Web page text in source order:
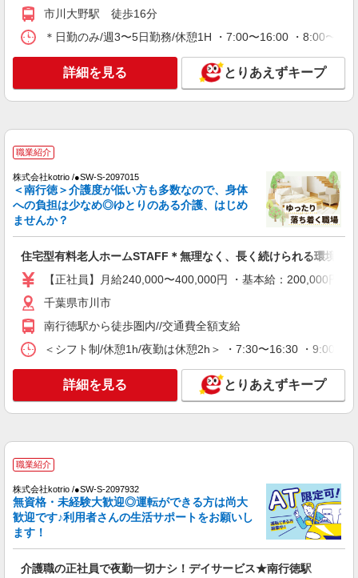
善手当：220円/時 ▼下記別途支給 通勤手当 年末
年始手当：380円/時 寸志あり：年2回（6月・12
月） ※業績による ※処遇改善手当は試用期間中(3
ヶ月)は支給なし
千葉県市川市東菅野1-25-17
キープ 詳細を見る
善手当：220円/時 夜勤手当:6,000円/回 ▼下記別途
支給 通勤手当 年末年始手当：380円/時 寸志あ
り：年2回（6月・12月） ※業績による ※処遇改
善手当は試用期間中(3ヶ月)は支給なし
千葉県市川市本北方2-27-7
ケアプラスホテル 市川ステイ：RO10140
ショートステイ 介護スタッフ
【時給】1,400円〜1,520円 ▼給与詳細 処遇改
記別途支給 通勤手当 年末年始手当：380円/時 寸
志あり：年2回（6月・12月） ※業績による ※処
遇改善手当は試用期間中(3ヶ月)は支給なし
千葉県市川市東菅野1-25-17
キープ 詳細を見る
ケアプラスホテル 市川ステイ：RO11508
【月給】247,760円〜334,880円 ▼給与詳細 資
格手当：5,000〜25,000円 職務手当：15,000円 一
律処遇改善手当：30,000円 夜勤手当：6,000円/回
※夜勤を行った場合支給 住宅手当：規定あり 地域
手当：0〜15,000円 精勤手当：8,000円 調整手当：
当：380円/時 賞与年2回（6月・12月） 昇給年1回
千葉県市川市東菅野1-25-17
詳細を見る
市川大野駅 徒歩16分
＊日勤のみ/週3〜5日勤務/休憩1H ・7:00〜16:00 ・8:00〜
詳細を見る とりあえずキープ
職業紹介
株式会社kotrio /●SW-S-2097015
＜南行徳＞介護度が低い方も多数なので、身体
への負担は少なめ◎ゆとりのある介護、はじめ
ませんか？
住宅型有料老人ホームSTAFF＊無理なく、長く続けられる環境＊
【正社員】月給240,000〜400,000円 ・基本給：200,000円
千葉県市川市
南行徳駅から徒歩圏内//交通費全額支給
＜シフト制/休憩1h/夜勤は休憩2h＞ ・7:30〜16:30 ・9:00
詳細を見る とりあえずキープ
職業紹介
株式会社kotrio /●SW-S-2097932
無資格・未経験大歓迎◎運転ができる方は尚大
歓迎です♪利用者さんの生活サポートをお願いし
ます！
介護職の正社員で夜勤一切ナシ！デイサービス★南行徳駅